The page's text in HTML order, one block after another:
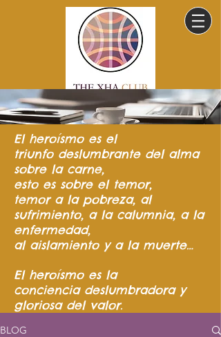
El heroísmo es el
triunfo deslumbrante del alma
sobre la carne,
esto es sobre el temor,
temor a la pobreza, al
sufrimiento, a la calumnia, a la
enfermedad,
al aislamiento y a la muerte…
El heroísmo es la
conciencia deslumbradora y
gloriosa del valor.
BLOG